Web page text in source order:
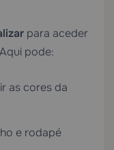
para aceder
pode:
as cores da
e rodapé